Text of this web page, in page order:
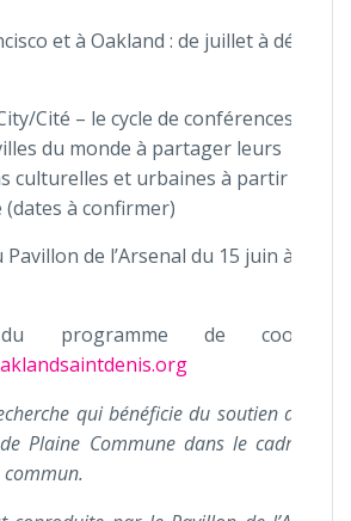
et à Oakland : de juillet à
Cité – le cycle de conférences invite
du monde à partager leurs
culturelles et urbaines à partir de
à confirmer)
Pavillon de l’Arsenal du 15 juin à fin
programme de
qui bénéficie du soutien de la
Plaine Commune dans le cadre de